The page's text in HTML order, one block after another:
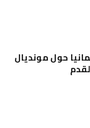
حول مونديال